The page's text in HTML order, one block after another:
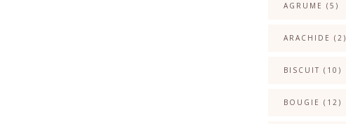
AGRUME (5)
ARACHIDE (2)
BISCUIT (10)
BOUGIE (12)